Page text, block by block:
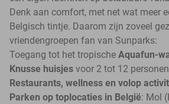
Denk aan comfort, met net wat meer
Belgisch tintje. Daarom zijn zoveel
vriendengroepen fan van Sunparks:
Toegang tot het tropische Aquafun-
Knusse huisjes voor 2 tot 12 personen
Restaurants, wellness en volop
Parken op toplocaties in België: Mol